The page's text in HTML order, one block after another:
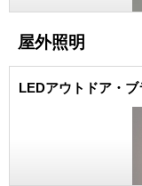
屋外照明
LEDアウトドア・